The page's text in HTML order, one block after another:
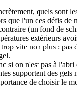
quels sont
que l'un des défis de
(un fond de
extérieurs
trop vite non plus : pas
si on n'est pas à
supportent des gels
de choisir le